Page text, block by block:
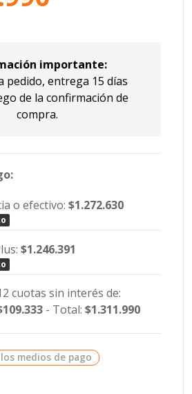
importante:
pedido, entrega 15 días
de la confirmación de
compra.
o efectivo:$1.272.630
$1.246.391
cuotas sin interés de:
- Total: $1.311.990
medios de pago